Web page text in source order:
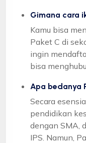
Gimana cara
Kamu bisa
Paket C di
ingin
bisa
Apa bedanya
Secara
pendidikan
dengan SMA,
IPS. Namun,